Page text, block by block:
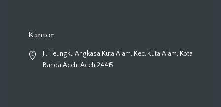
Kantor
Jl. Teungku Angkasa Kuta Alam, Kec. Kuta Alam, Kota
Banda Aceh, Aceh 24415